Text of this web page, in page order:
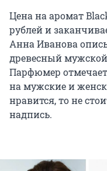
Цена на аромат
рублей и
Анна Иванова
древесный
Парфюмер
на мужские и
нравится, то не
надпись.